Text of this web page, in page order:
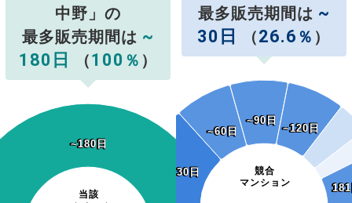
中野」の
最多販売期間は ~
180日
（100 ％ ）
当該
~180日
~180日
最多販売期間は ~
30日
（26.6 ％ ）
競合
マンション
~30日
~30日
~60日
~60日
~90日
~90日
~120日
~120日